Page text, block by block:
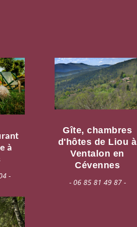
à
-
Gîte, chambres
d'hôtes de Liou à
Ventalon en
Cévennes
- 06 85 81 49 87 -